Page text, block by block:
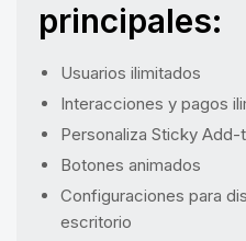
principales:
Usuarios ilimitados
Interacciones y pagos
Personaliza Sticky
Botones animados
Configuraciones para
escritorio